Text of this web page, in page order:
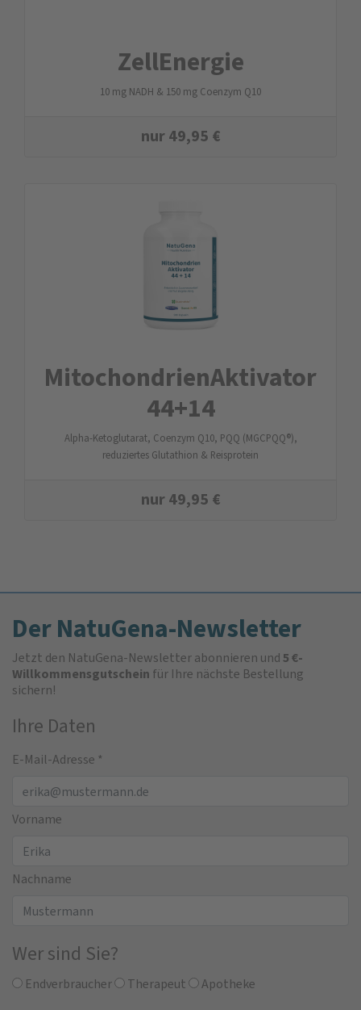
ZellEnergie
10 mg NADH & 150 mg Coenzym Q10
nur49,95 €
Mitochondrien­Aktivator
44+14
Alpha-Ketoglutarat, Coenzym Q10, PQQ (MGCPQQ®),
reduziertes Glutathion & Reisprotein
nur49,95 €
Der NatuGena-Newsletter
Jetzt den NatuGena-Newsletter abonnieren und5 €-
Willkommensgutschein für Ihre nächste Bestellung
sichern!
Ihre Daten
E-Mail-Adresse *
Vorname
Nachname
Wer sind Sie?
Endverbraucher Therapeut Apotheke